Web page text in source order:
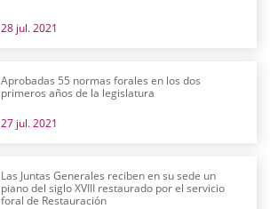
28 jul. 2021
Aprobadas 55 normas forales en los dos
primeros años de la legislatura
27 jul. 2021
Las Juntas Generales reciben en su sede un
piano del siglo XVIII restaurado por el servicio
foral de Restauración